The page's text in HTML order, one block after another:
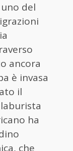
del
ancora
è invasa
il
ha
che